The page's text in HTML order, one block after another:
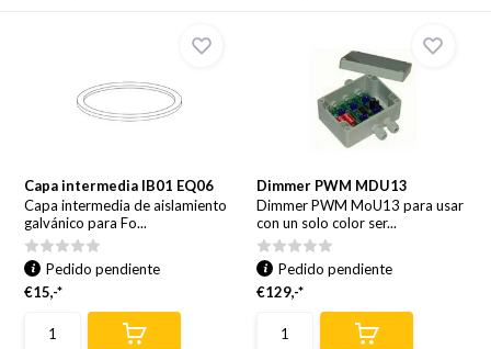
Capa intermedia IB01 EQ06
Capa intermedia de aislamiento
galvánico para Fo...
Pedido pendiente
€15,-*
Dimmer PWM MDU13
Dimmer PWM MoU13 para usar
con un solo color ser...
Pedido pendiente
€129,-*